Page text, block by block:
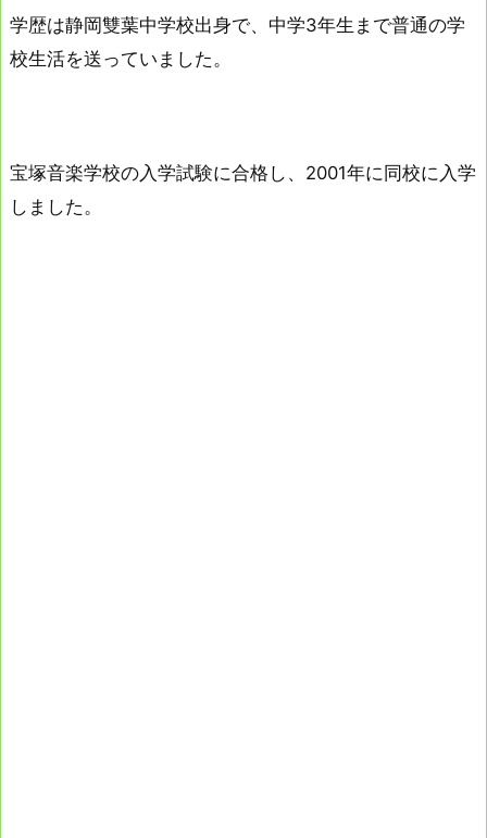
学歴は静岡雙葉中学校出身で、中学3年生まで普通の学
校生活を送っていました。
宝塚音楽学校の入学試験に合格し、2001年に同校に入学
しました。